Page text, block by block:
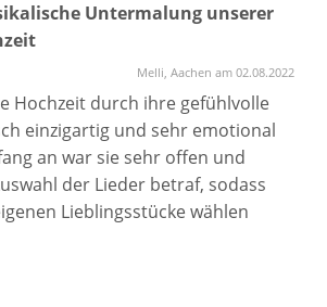
Art hat Kerstin auch ganz
Untermalung unserer
Melli, Aachen am 02.08.2022
Hochzeit durch ihre gefühlvolle
einzigartig und sehr emotional
an war sie sehr offen und
der Lieder betraf, sodass
Lieblingsstücke wählen
oder
uns entscheiden, was am besten